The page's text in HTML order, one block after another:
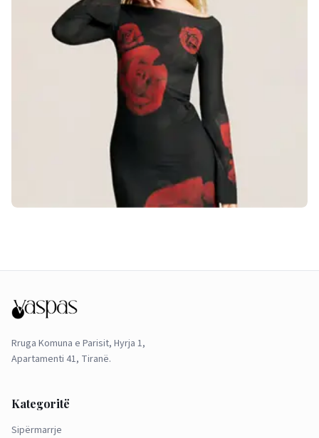
Rruga Komuna e Parisit, Hyrja 1,
Apartamenti 41, Tiranë.
Kategoritë
Sipërmarrje